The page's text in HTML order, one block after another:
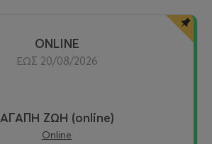
ONLINE
ΕΩΣ 20/08/2026
ΑΓΑΠΗ ΖΩΗ (online)
Online